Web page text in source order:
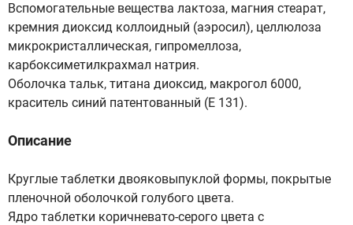
Вспомогательные вещества лактоза, магния стеарат,
кремния диоксид коллоидный (аэросил), целлюлоза
микрокристаллическая, гипромеллоза,
карбоксиметилкрахмал натрия.
Оболочка тальк, титана диоксид, макрогол 6000,
краситель синий патентованный (Е 131).
Описание
Круглые таблетки двояковыпуклой формы, покрытые
пленочной оболочкой голубого цвета.
Ядро таблетки коричневато-серого цвета с